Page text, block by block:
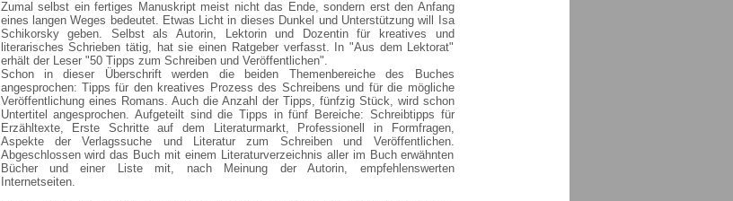
Zumal selbst ein fertiges Manuskript meist nicht das Ende, sondern erst den Anfang
eines langen Weges bedeutet. Etwas Licht in dieses Dunkel und Unterstützung will Isa
Schikorsky geben. Selbst als Autorin, Lektorin und Dozentin für kreatives und
literarisches Schrieben tätig, hat sie einen Ratgeber verfasst. In "Aus dem Lektorat"
erhält der Leser "50 Tipps zum Schreiben und Veröffentlichen".
Schon in dieser Überschrift werden die beiden Themenbereiche des Buches
angesprochen: Tipps für den kreatives Prozess des Schreibens und für die mögliche
Veröffentlichung eines Romans. Auch die Anzahl der Tipps, fünfzig Stück, wird schon
Untertitel angesprochen. Aufgeteilt sind die Tipps in fünf Bereiche: Schreibtipps für
Erzähltexte, Erste Schritte auf dem Literaturmarkt, Professionell in Formfragen,
Aspekte der Verlagssuche und Literatur zum Schreiben und Veröffentlichen.
Abgeschlossen wird das Buch mit einem Literaturverzeichnis aller im Buch erwähnten
Bücher und einer Liste mit, nach Meinung der Autorin, empfehlenswerten
Internetseiten.